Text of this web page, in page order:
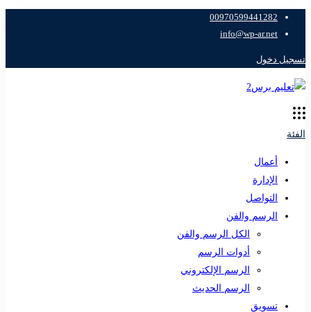
00970599441282
info@wp-ar.net
تسجيل دخول
الفئة
أعمال
الإدارة
التواصل
الرسم والفن
الكل الرسم والفن
أدوات الرسم
الرسم الإلكتروني
الرسم الحديث
تسويق